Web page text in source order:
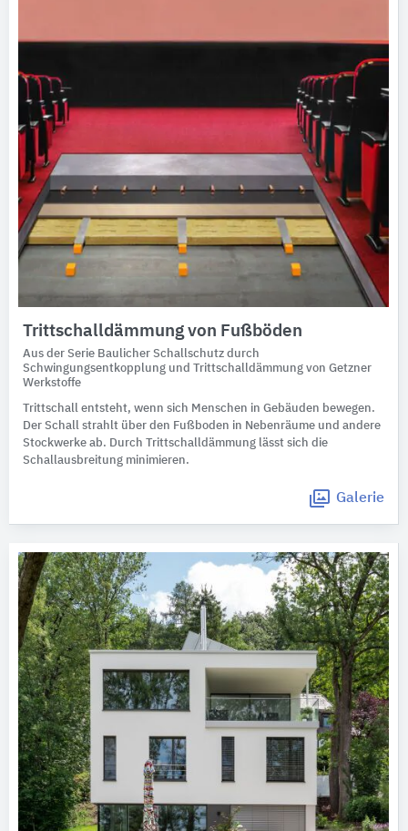
Trittschalldämmung von Fußböden
Aus der Serie Baulicher Schallschutz durch
Schwingungsentkopplung und Trittschalldämmung von Getzner
Werkstoffe
Trittschall entsteht, wenn sich Menschen in Gebäuden bewegen.
Der Schall strahlt über den Fußboden in Nebenräume und andere
Stockwerke ab. Durch Trittschalldämmung lässt sich die
Schallausbreitung minimieren.
Galerie